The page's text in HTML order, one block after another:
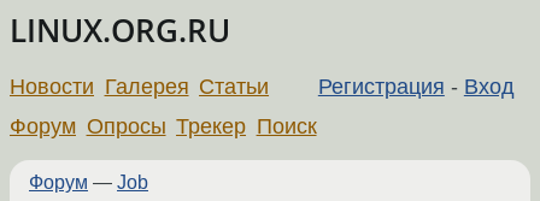
LINUX.ORG.RU
Регистрация - Вход
Новости Галерея Статьи
Форум Опросы Трекер Поиск
Форум — Job